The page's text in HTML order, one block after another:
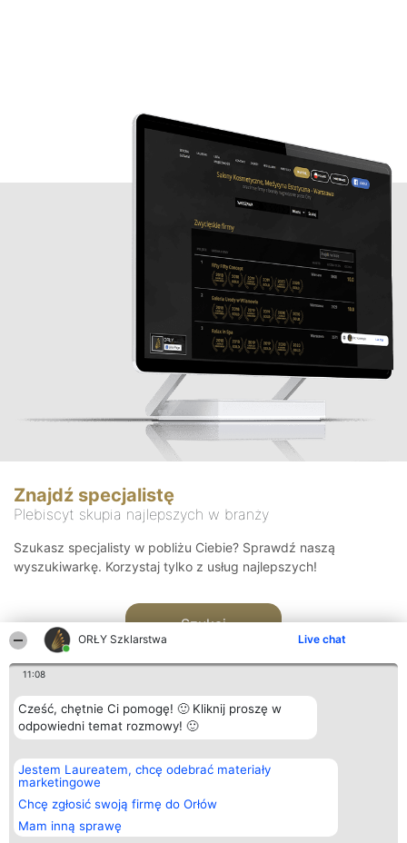
ORŁY Szklarstwa Live chat
11:08
Cześć, chętnie Ci pomogę! 🙂 Kliknij proszę w
odpowiedni temat rozmowy! 🙂
Jestem Laureatem, chcę odebrać materiały
marketingowe
Chcę zgłosić swoją firmę do Orłów
Mam inną sprawę
Znajdź specjalistę
Plebiscyt skupia najlepszych w branży
Szukasz specjalisty w pobliżu Ciebie? Sprawdź naszą
wyszukiwarkę. Korzystaj tylko z usług najlepszych!
Szukaj
Organizator plebiscytu
Bright Side Solutions sp. z o.
o. sp. k.
ul. Ruska 22
Wrocław 50-079
KRS 0000749100 | Regon
381313360 | NIP 8943132676
Plebiscyt
Laureaci
wszystkich
Laureatów
Regulamin
Kontakt
Kontakt